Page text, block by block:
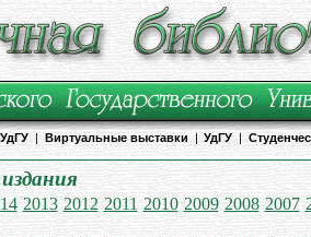
| Виртуальные выставки | УдГУ |
2013 2012 2011 2010 2009 2008 2007